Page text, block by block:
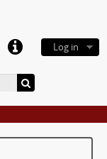
Log in